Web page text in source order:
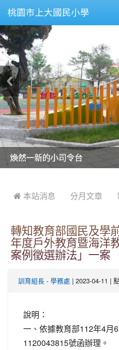
桃園市上大國民小學
美麗的操場是我們活力的來源
美麗的操場是我們活力的來源
煥然一新的小司令台
煥然一新的小司令台
富含桃園埤塘田園風光意象的
富含桃園埤塘田園風光意象的
嶄新的中庭廣場
嶄新的中庭廣場
水生池生生不息
水生池生生不息
 本站消息 分月文章
轉知教育部國民及學
年度戶外教育暨海洋
案例徵選辦法」一案
訓育組長 - 學務處 | 2023-04-11 |
說明：
一、依據教育部112年4月
1120043815號函辦理。